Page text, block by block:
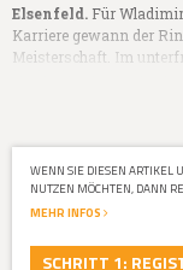
Elsenfeld. Für
Karriere gewann der
Meisterschaft. Im
WENN SIE DIESEN ARTIKEL
NUTZEN MÖCHTEN, DANN
MEHR INFOS
SCHRITT 1: